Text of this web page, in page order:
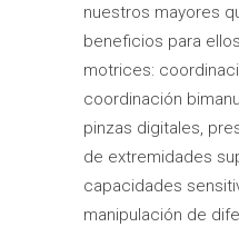
nuestros mayores
beneficios para
motrices:
coordinación
pinzas digitales,
de extremidades
capacidades
manipulación de